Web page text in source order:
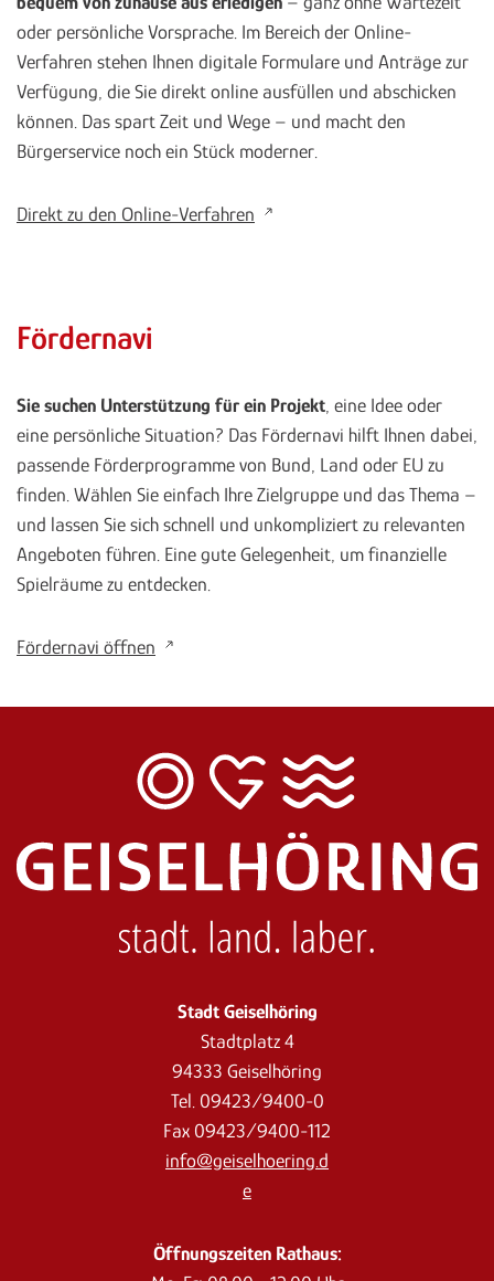
oder persönliche Vorsprache. Im Bereich der Online-
Verfahren stehen Ihnen digitale Formulare und Anträge zur
Verfügung, die Sie direkt online ausfüllen und abschicken
können. Das spart Zeit und Wege – und macht den
Bürgerservice noch ein Stück moderner.
Direkt zu den Online-Verfahren
Fördernavi
Sie suchen Unterstützung für ein Projekt, eine Idee oder
eine persönliche Situation? Das Fördernavi hilft Ihnen dabei,
passende Förderprogramme von Bund, Land oder EU zu
finden. Wählen Sie einfach Ihre Zielgruppe und das Thema –
und lassen Sie sich schnell und unkompliziert zu relevanten
Angeboten führen. Eine gute Gelegenheit, um finanzielle
Spielräume zu entdecken.
Fördernavi öffnen
Stadt Geiselhöring
Stadtplatz 4
94333 Geiselhöring
Tel. 09423/9400-0
Fax 09423/9400-112
info@geiselhoering.d
e
Öffnungszeiten Rathaus: